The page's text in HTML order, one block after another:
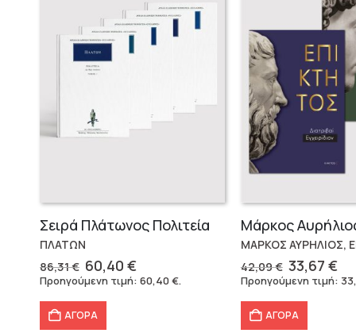
Σειρά Πλάτωνος Πολιτεία
ΠΛΑΤΩΝ
86,31€ Original
price
86,31 €.
60,40€
τρέχουσα
Προηγούμενη τιμή: 60,40€.
ΑΓΟΡΑ
ΜΑΡΚΟΣ ΑΥΡΗΛΙΟΣ,
42,09€ Original
price
42,09 €.
33,67 €Η
Προηγούμενη τιμή:
ΑΓΟΡΑ